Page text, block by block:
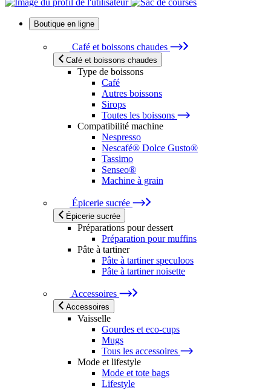
Boutique en ligne
Café et boissons chaudes
Café et boissons chaudes
Type de boissons
Café
Autres boissons
Sirops
Toutes les boissons
Compatibilité machine
Nespresso
Nescafé® Dolce Gusto®
Tassimo
Senseo®
Machine à grain
Épicerie sucrée
Épicerie sucrée
Préparations pour dessert
Préparation pour muffins
Pâte à tartiner
Pâte à tartiner speculoos
Pâte à tartiner noisette
Accessoires
Accessoires
Vaisselle
Gourdes et eco-cups
Mugs
Tous les accessoires
Mode et lifestyle
Mode et tote bags
Lifestyle